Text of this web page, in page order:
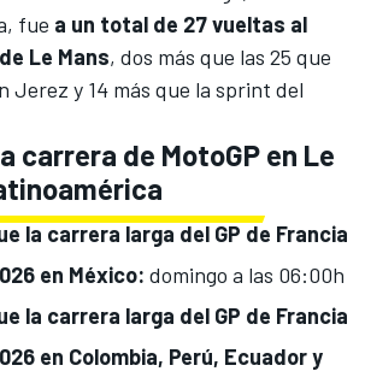
fue a un total de 27 vueltas al
Le Mans, dos más que las 25 que
Jerez y 14 más que la sprint del
carrera de MotoGP en Le
la carrera larga del GP de Francia
en México: domingo a las 06:00h
la carrera larga del GP de Francia
en Colombia, Perú, Ecuador y